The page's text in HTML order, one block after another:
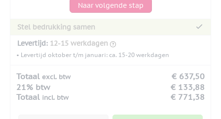
Naar volgende stap
Stel bedrukking samen
Levertijd: 12-15 werkdagen
• Levertijd oktober t/m januari: ca. 15-20 werkdagen
Totaal excl. btw
€ 637,50
21% btw
€ 133,88
Totaal incl. btw € 771,38